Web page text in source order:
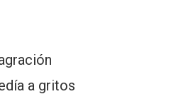
a gritos